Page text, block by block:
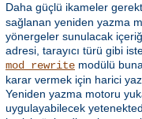
Daha güçlü ikameler
sağlanan yeniden yazma
yönergeler sunulacak
adresi, tarayıcı türü gibi
mod_rewrite modülü
karar vermek için harici
Yeniden yazma motoru
uygulayabilecek